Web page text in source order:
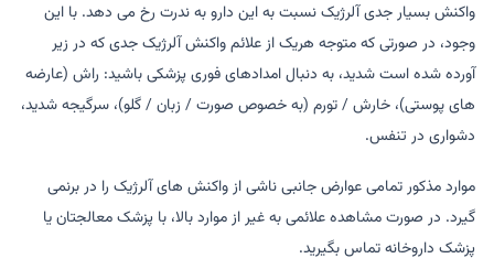
واکنش بسیار جدی آلرژیک نسبت به این دارو به ندرت رخ می دهد. با این
وجود، در صورتی که متوجه هریک از علائم واکنش آلرژیک جدی که در زیر
آورده شده است شدید، به دنبال امدادهای فوری پزشکی باشید: راش (عارضه
های پوستی)، خارش / تورم (به خصوص صورت / زبان / گلو)، سرگیجه شدید،
دشواری در تنفس.
موارد مذکور تمامی عوارض جانبی ناشی از واکنش های آلرژیک را در برنمی
گیرد. در صورت مشاهده علائمی به غیر از موارد بالا، با پزشک معالجتان یا
پزشک داروخانه تماس بگیرید.